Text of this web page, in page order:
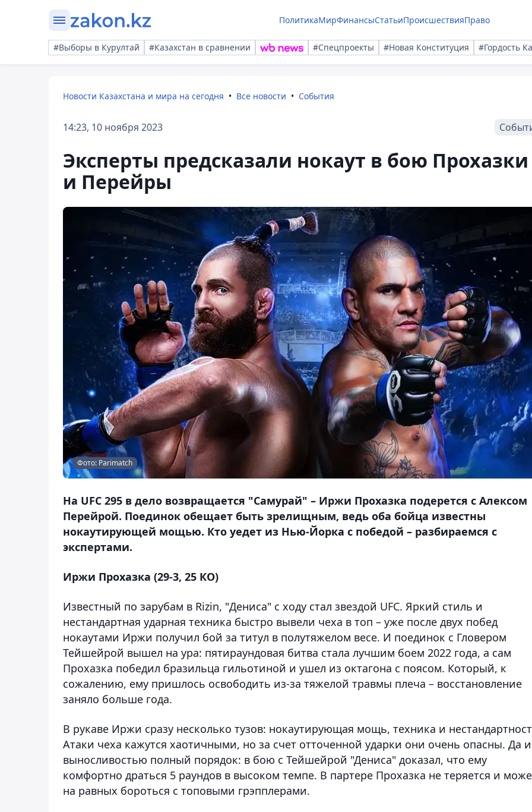
ПолитикаМирФинансыСтатьиПроисшествияПраво
#Выборы в Курултай #Казахстан в сравнении #Спецпроекты #Новая Конституция #Гордость
Новости Казахстана и мира на сегодня Все новости События
14:23, 10 ноября 2023
Эксперты предсказали нокаут в бою Прохазки
и Перейры
Фото: Parimatch
На UFC 295 в дело возвращается "Самурай" – Иржи Прохазка подерется с Алексом
Перейрой. Поединок обещает быть зрелищным, ведь оба бойца известны
нокаутирующей мощью. Кто уедет из Нью-Йорка с победой – разбираемся с
экспертами.
Иржи Прохазка (29-3, 25 КО)
Известный по зарубам в Rizin, "Дениса" с ходу стал звездой UFC. Яркий стиль и
нестандартная ударная техника быстро вывели чеха в топ – уже после двух побед
нокаутами Иржи получил бой за титул в полутяжелом весе. И поединок с Гловером
Тейшейрой вышел на ура: пятираундовая битва стала лучшим боем 2022 года, а сам
Прохазка победил бразильца гильотиной и ушел из октагона с поясом. Который, к
сожалению, ему пришлось освободить из-за тяжелой травмы плеча – восстановление
заняло больше года.
В рукаве Иржи сразу несколько тузов: нокаутирующая мощь, техника и
Атаки чеха кажутся хаотичными, но за счет отточенной ударки они очень опасны. Да
выносливостью полный порядок: в бою с Тейшейрой "Дениса" доказал, что ему
комфортно драться 5 раундов в высоком темпе. В партере Прохазка не теряется и
на равных бороться с топовыми грэпплерами.